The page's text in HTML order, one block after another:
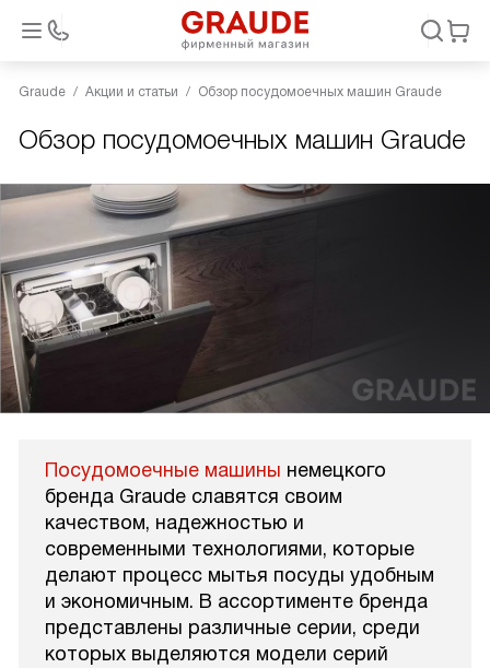
Graude Акции и статьи Обзор посудомоечных машин Graude
Обзор посудомоечных машин Graude
Посудомоечные машины немецкого
бренда Graude славятся своим
качеством, надежностью и
современными технологиями, которые
делают процесс мытья посуды удобным
и экономичным. В ассортименте бренда
представлены различные серии, среди
которых выделяются модели серий